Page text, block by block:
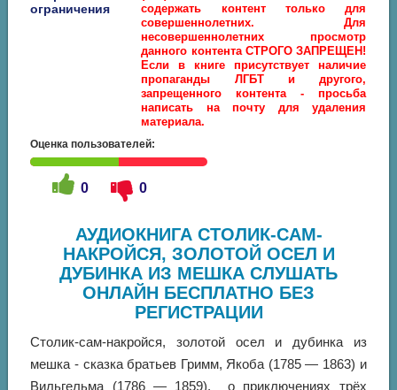
ограничения
содержать контент только для
совершеннолетних. Для
несовершеннолетних просмотр
данного контента СТРОГО ЗАПРЕЩЕН!
Если в книге присутствует наличие
пропаганды ЛГБТ и другого,
запрещенного контента - просьба
написать на почту для удаления
материала.
Оценка пользователей:
0 0
АУДИОКНИГА СТОЛИК-САМ-
НАКРОЙСЯ, ЗОЛОТОЙ ОСЕЛ И
ДУБИНКА ИЗ МЕШКА СЛУШАТЬ
ОНЛАЙН БЕСПЛАТНО БЕЗ
РЕГИСТРАЦИИ
Столик-сам-накройся, золотой осел и дубинка из
мешка - сказка братьев Гримм, Якоба (1785 — 1863) и
Вильгельма (1786 — 1859), о приключениях трёх